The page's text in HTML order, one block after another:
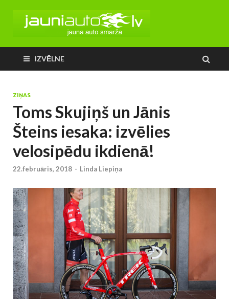
IZVĒLNE
ZIŅAS
Toms Skujiņš un Jānis
Šteins iesaka: izvēlies
velosipēdu ikdienā!
22.februāris, 2018 - Linda Liepiņa